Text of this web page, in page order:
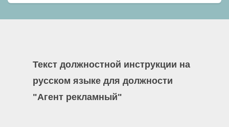
Текст должностной инструкции на
русском языке для должности
"Агент рекламный"